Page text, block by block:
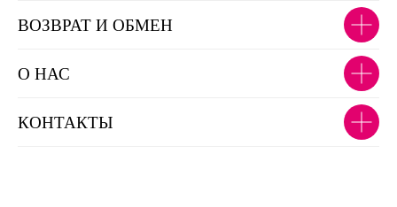
ВОЗВРАТ И ОБМЕН
О НАС
КОНТАКТЫ